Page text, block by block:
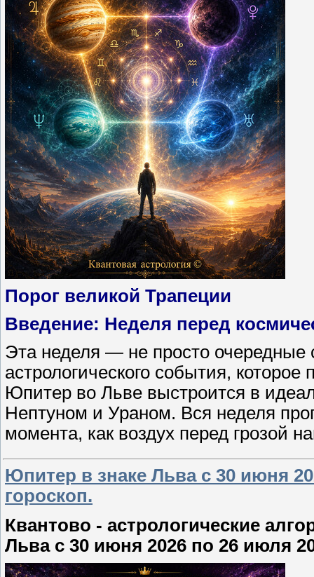
Порог великой Трапеции
Введение: Неделя перед
Эта неделя — не просто очередные
астрологического события,
Юпитер во Льве выстроится в
Нептуном и Ураном. Вся неделя
момента, как воздух перед грозой
Юпитер в знаке Льва с 30 июня
гороскоп.
Квантово - астрологические
Льва с 30 июня 2026 по 26 июля